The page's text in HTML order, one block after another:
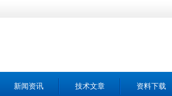
新闻资讯 技术文章 资料下载